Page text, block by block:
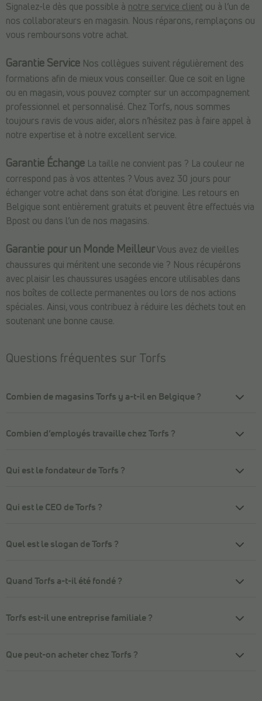
Signalez-le dès que possible à notre service client ou à l’un de
nos collaborateurs en magasin. Nous réparons, remplaçons ou
vous remboursons votre achat.
Garantie Service Nos collègues suivent régulièrement des
formations afin de mieux vous conseiller. Que ce soit en ligne
ou en magasin, vous pouvez compter sur un accompagnement
professionnel et personnalisé. Chez Torfs, nous sommes
toujours ravis de vous aider, alors n’hésitez pas à faire appel à
notre expertise et à notre excellent service.
Garantie Échange La taille ne convient pas ? La couleur ne
correspond pas à vos attentes ? Vous avez 30 jours pour
échanger votre achat dans son état d’origine. Les retours en
Belgique sont entièrement gratuits et peuvent être effectués via
Bpost ou dans l’un de nos magasins.
Garantie pour un Monde MeilleurVous avez de vieilles
chaussures qui méritent une seconde vie ? Nous récupérons
avec plaisir les chaussures usagées encore utilisables dans
nos boîtes de collecte permanentes ou lors de nos actions
spéciales. Ainsi, vous contribuez à réduire les déchets tout en
soutenant une bonne cause.
Questions fréquentes sur Torfs
Combien de magasins Torfs y a-t-il en Belgique ?
Combien d’employés travaille chez Torfs ?
Qui est le fondateur de Torfs ?
Qui est le CEO de Torfs ?
Quel est le slogan de Torfs ?
Quand Torfs a-t-il été fondé ?
Torfs est-il une entreprise familiale ?
Que peut-on acheter chez Torfs ?